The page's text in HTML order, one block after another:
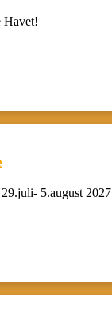
Havet!
5.august 2027